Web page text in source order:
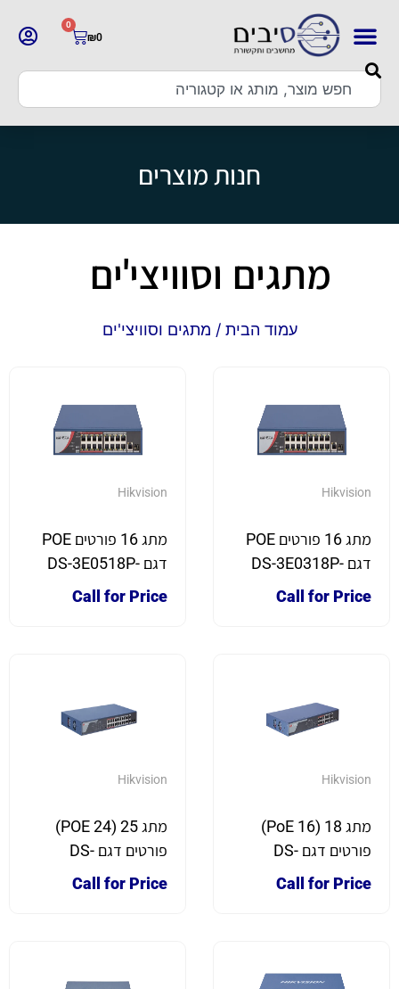
₪0
0
חנות מוצרים
מתגים וסוויצי'ים
עמוד הבית / מתגים וסוויצי'ים
Hikvision
מתג 16 פורטים POE
דגם DS-3E0318P-
E/M
Call for Price
Hikvision
מתג 16 פורטים POE
דגם DS-3E0518P-
E/M
Call for Price
Hikvision
מתג 18 (16 PoE)
פורטים דגם DS-
3E0318P-E
Call for Price
Hikvision
מתג 25 (24 POE)
פורטים דגם DS-
3E0326P-E
Call for Price